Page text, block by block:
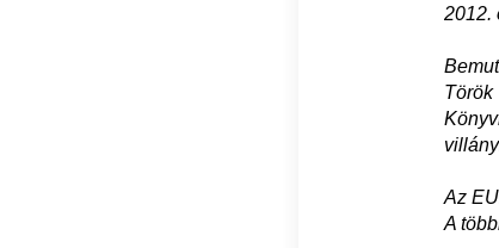
2012.
Az
A